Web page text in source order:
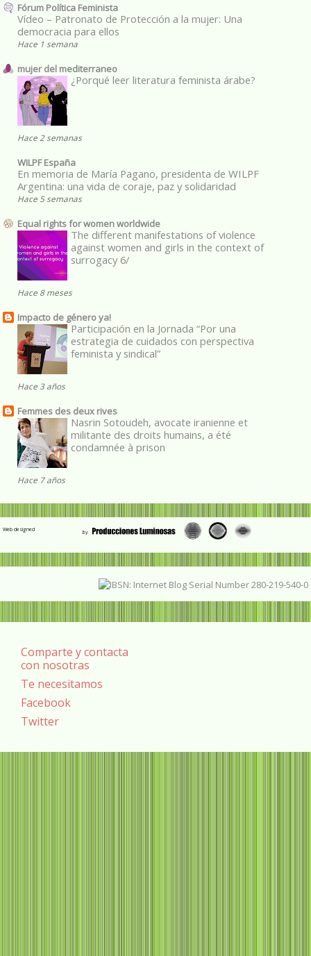
Fórum Política Feminista
Vídeo – Patronato de Protección a la mujer: Una
democracia para ellos
Hace 1 semana
mujer del mediterraneo
¿Porqué leer literatura feminista árabe?
Hace 2 semanas
WILPF España
En memoria de María Pagano, presidenta de WILPF
Argentina: una vida de coraje, paz y solidaridad
Hace 5 semanas
Equal rights for women worldwide
The different manifestations of violence
against women and girls in the context of
surrogacy 6/
Hace 8 meses
Impacto de género ya!
Participación en la Jornada “Por una
estrategia de cuidados con perspectiva
feminista y sindical”
Hace 3 años
Femmes des deux rives
Nasrin Sotoudeh, avocate iranienne et
militante des droits humains, a été
condamnée à prison
Hace 7 años
Web designed
Comparte y contacta
con nosotras
Te necesitamos
Facebook
Twitter